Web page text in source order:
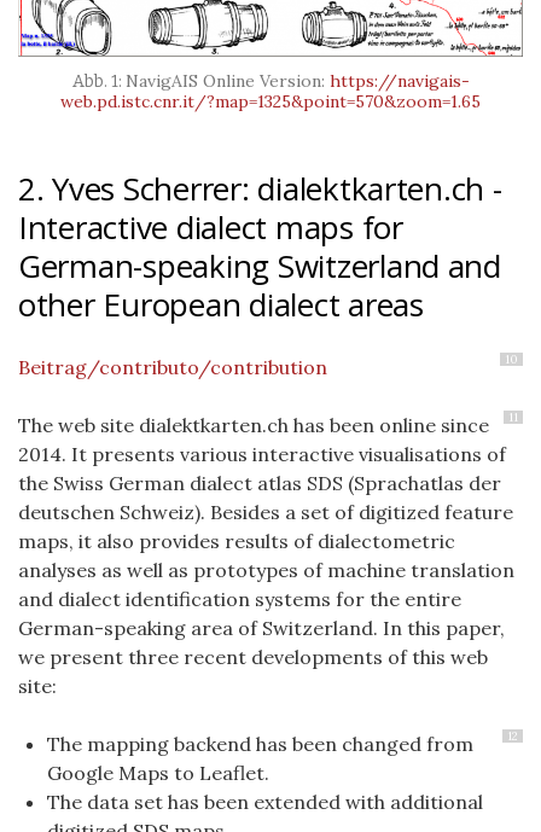
NavigAIS Online Version: https://navigais-
web.pd.istc.cnr.it/?map=1325&point=570&zoom=1.65
2. Yves Scherrer: dialektkarten.ch -
Interactive dialect maps for
German-speaking Switzerland and
other European dialect areas
10
Beitrag/contributo/contribution
11
The web site dialektkarten.ch has been online since
2014. It presents various interactive visualisations of
the Swiss German dialect atlas SDS (Sprachatlas der
deutschen Schweiz). Besides a set of digitized feature
maps, it also provides results of dialectometric
analyses as well as prototypes of machine translation
and dialect identification systems for the entire
German-speaking area of Switzerland. In this paper,
we present three recent developments of this web
site:
12
The mapping backend has been changed from
Google Maps to Leaflet.
The data set has been extended with additional